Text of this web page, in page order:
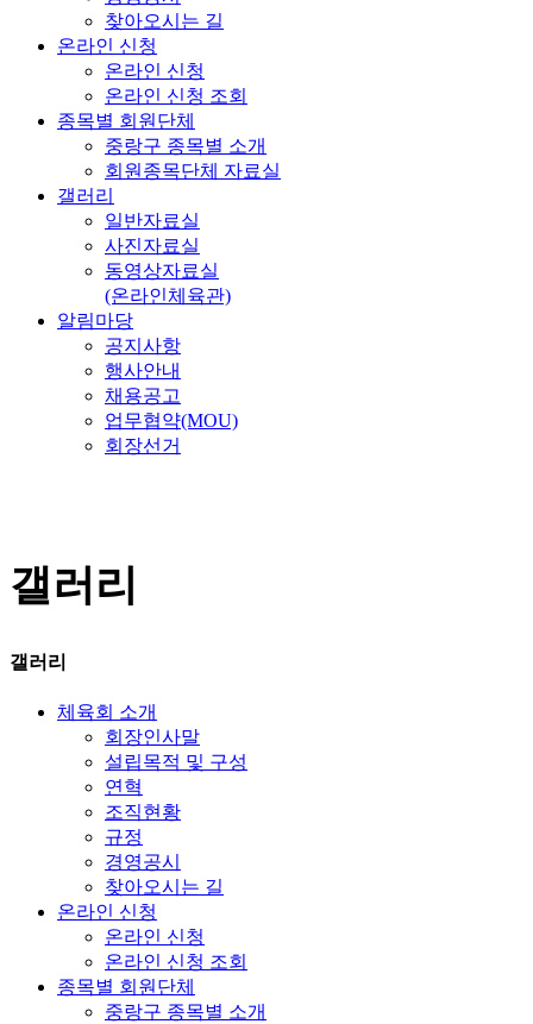
찾아오시는 길
온라인 신청
온라인 신청
온라인 신청 조회
종목별 회원단체
중랑구 종목별 소개
회원종목단체 자료실
갤러리
일반자료실
사진자료실
동영상자료실
(온라인체육관)
알림마당
공지사항
행사안내
채용공고
업무협약(MOU)
회장선거
갤러리
갤러리
체육회 소개
회장인사말
설립목적 및 구성
연혁
조직현황
규정
경영공시
찾아오시는 길
온라인 신청
온라인 신청
온라인 신청 조회
종목별 회원단체
중랑구 종목별 소개